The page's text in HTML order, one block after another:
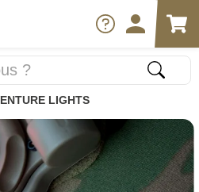
LIGHTS